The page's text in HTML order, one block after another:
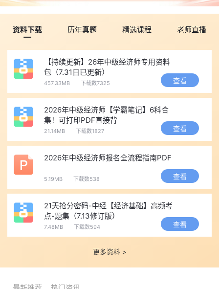
识》和专业科目《专业知识和实务》，题型均为客观题。应试人员
格证书。
二、考试时间、科目及方式
2026年11月7日 (星期六)
08:30—10:00 经济基础知识
10:40—12:10 专业知识和实务
14:00—15:30 经济基础知识
16:10—17:40 专业知识和实务
2026年11月8日 (星期日)
10:40—12:10 专业知识和实务
14:00—15:30 经济基础知识
16:10—17:40 专业知识和实务
初中级经济考试分2天，上、下午共4个批次实施。各级别及专
业类别的具体批次划分和考试时间，视报名情况另行确定。
初中级经济考试各科目考试时长为1.5小时，每科目考试开始5
分钟后一律禁止应试人员进入考场，考试结束前15分钟应试人员可
资料下载 历年真题 精选课程 老师直播
【持续更新】26年中级经济师专用资料
包（7.31日已更新）
457.33MB 下载数7325 查看
2026年中级经济师【学霸笔记】6科合
集！可打印PDF直接背
21.14MB 下载数1827 查看
2026年中级经济师报名全流程指南PDF
5.19MB 下载数538 查看
21天抢分密码-中经【经济基础】高频考
点-题集（7.13修订版）
7.48MB 下载数594 查看
更多资料 >